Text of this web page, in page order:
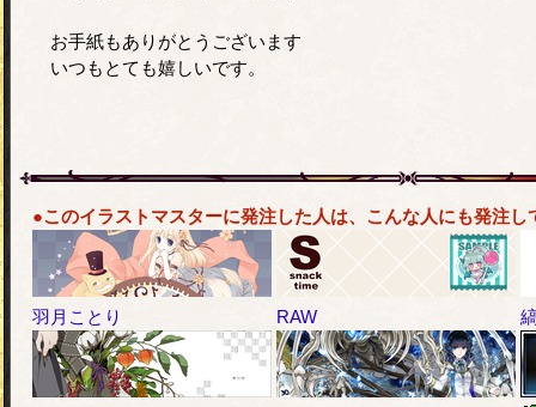
お手紙もありがとうございます
いつもとても嬉しいです。
●このイラストマスターに発注した人は、こんな人にも発注し
羽月ことり RAW